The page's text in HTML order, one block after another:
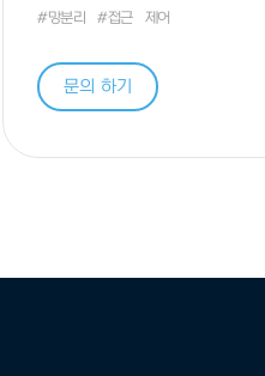
#망분리 #접근 제어
문의 하기